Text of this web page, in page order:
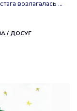
возлагалась …
/ ДОСУГ